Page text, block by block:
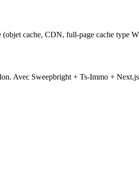
cache, CDN, full-page cache type
Avec Sweepbright + Ts-Immo +